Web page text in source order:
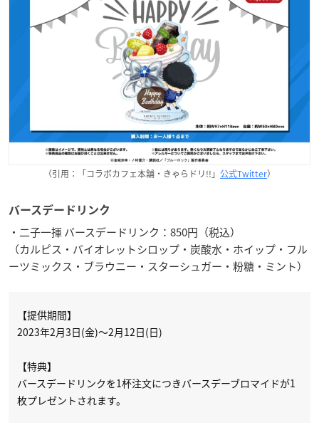
（引用：「コラボカフェ本舗・きゃらドリ!!」 公式Twitter）
バースデードリンク
・二子一揮 バースデードリンク：850円（税込）
（カルピス・バイオレットシロップ・炭酸水・ホイップ・フル
ーツミックス・ブラウニー・スターシュガー・粉糖・ミント）
【提供期間】
2023年2月3日(金)～2月12日(日)
【特典】
バースデードリンクを1杯注文につきバースデーブロマイドが1
枚プレゼントされます。